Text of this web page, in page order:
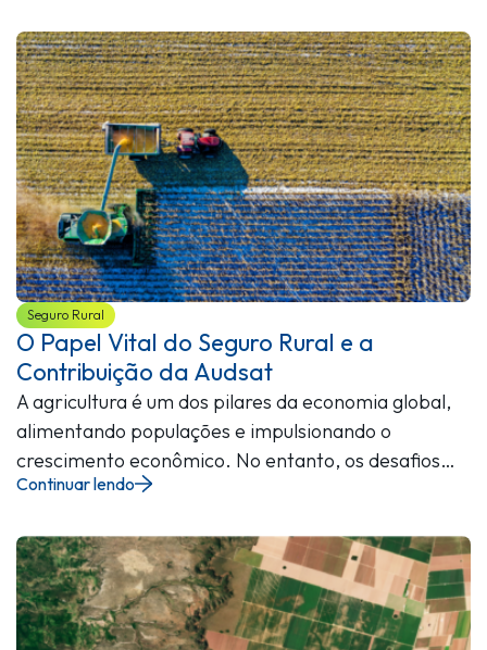
Seguro Rural
O Papel Vital do Seguro Rural e a
Contribuição da Audsat
A agricultura é um dos pilares da economia global,
alimentando populações e impulsionando o
crescimento econômico. No entanto, os desafios…
Continuar lendo